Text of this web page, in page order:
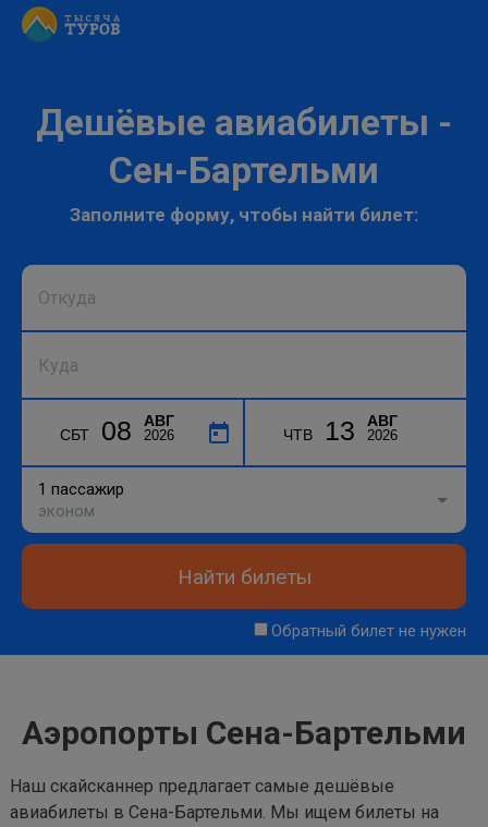
Дешёвые авиабилеты -
Сен-Бартельми
Заполните форму, чтобы найти билет:
СБТ 08 АВГ
2026 ЧТВ 13 АВГ
2026
1 пассажир
эконом
Найти билеты
Обратный билет не нужен
Аэропорты Сена-Бартельми
Наш скайсканнер предлагает самые дешёвые
авиабилеты в Сена-Бартельми. Мы ищем билеты на